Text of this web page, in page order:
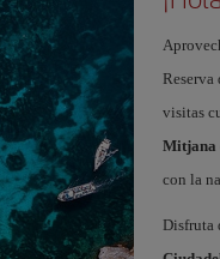
Reserva
visitas
Mitjana
con la
Disfruta